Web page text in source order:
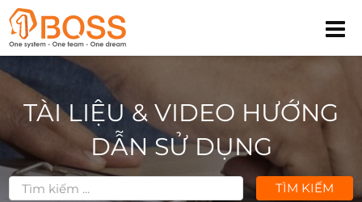
TÀI LIỆU & VIDEO HƯỚNG
DẪN SỬ DỤNG
TÌM KIẾM